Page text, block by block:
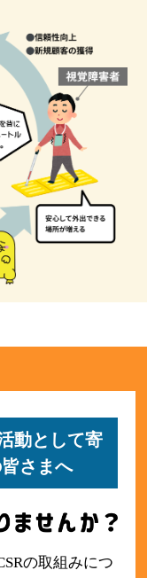
動として寄
さまへ
の取組みにつ